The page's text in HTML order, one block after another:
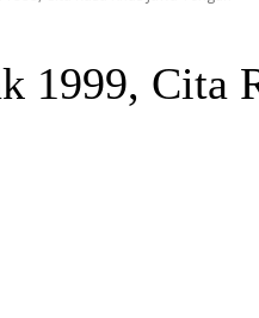
1999, Cita